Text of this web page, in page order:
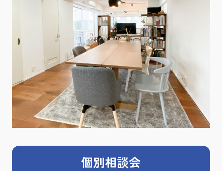
個別相談会